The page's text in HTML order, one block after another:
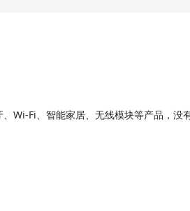
Wi‑Fi、智能家居、无线模块等产品，